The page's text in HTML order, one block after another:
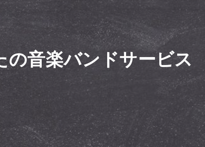
の音楽バンドサービス